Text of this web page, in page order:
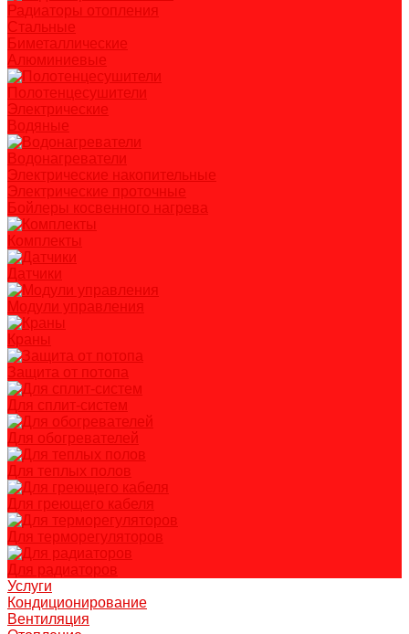
Радиаторы отопления
Стальные
Биметаллические
Алюминиевые
Полотенцесушители
Электрические
Водяные
Водонагреватели
Электрические накопительные
Электрические проточные
Бойлеры косвенного нагрева
Комплекты
Датчики
Модули управления
Краны
Защита от потопа
Для сплит-систем
Для обогревателей
Для теплых полов
Для греющего кабеля
Для терморегуляторов
Для радиаторов
Услуги
Кондиционирование
Вентиляция